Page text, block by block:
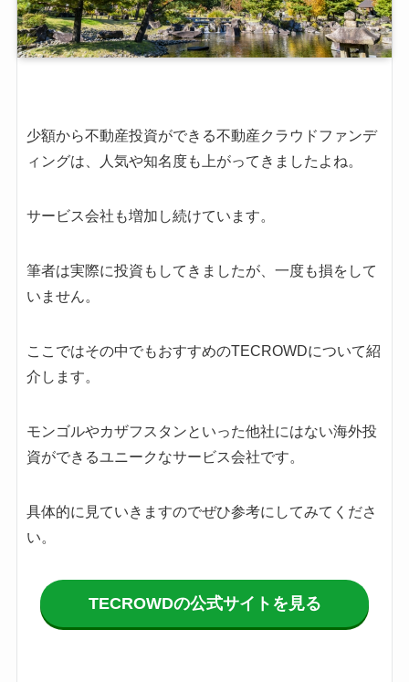
少額から不動産投資ができる不動産クラウドファンデ
ィングは、人気や知名度も上がってきましたよね。
サービス会社も増加し続けています。
筆者は実際に投資もしてきましたが、一度も損をして
いません。
ここではその中でもおすすめのTECROWDについて紹
介します。
モンゴルやカザフスタンといった他社にはない海外投
資ができるユニークなサービス会社です。
具体的に見ていきますのでぜひ参考にしてみてくださ
い。
TECROWDの公式サイトを見る